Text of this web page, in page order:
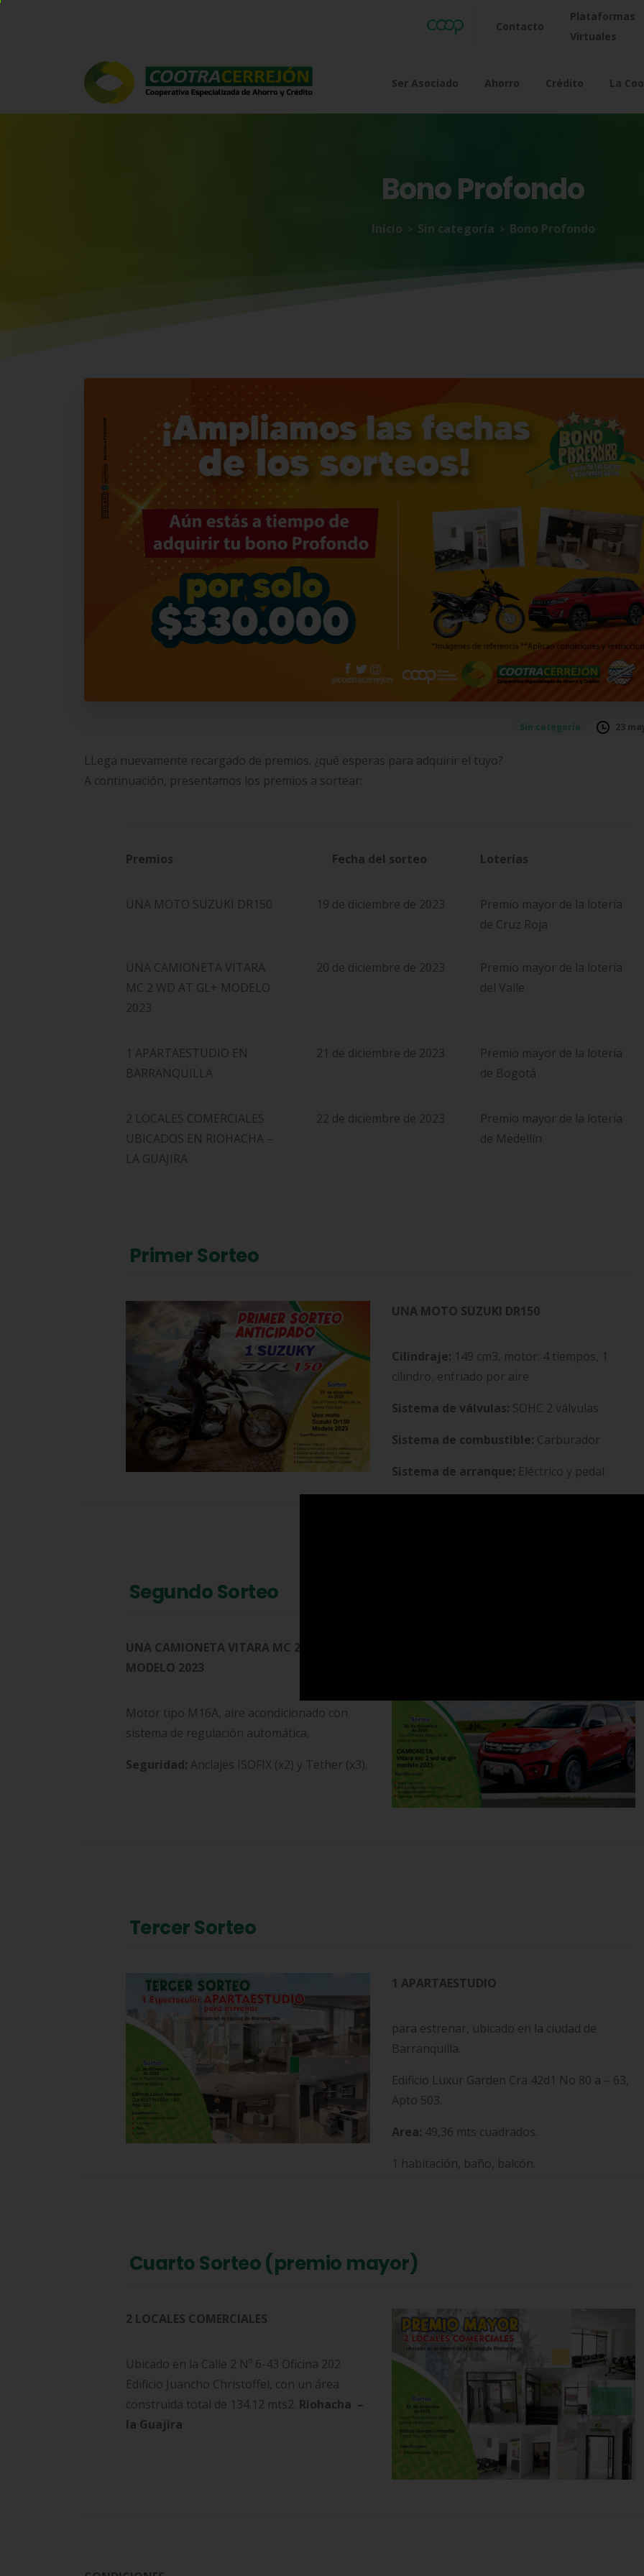
Contacto
Plataformas
Virtuales
Ser Asociado Ahorro Crédito La
BonoProfondo
Inicio Sin categoría Bono Profondo
Sin categoría 23
LLega nuevamente recargado de premios. ¿qué esperas para adquirir el tuyo?
A continuación, presentamos los premios a sortear:
Premios Fecha del sorteo Loterías
UNA MOTO SUZUKI DR150 19 de diciembre de 2023
Premio mayor de la lotería
de Cruz Roja
UNA CAMIONETA VITARA
MC 2 WD AT GL+ MODELO
2023
20 de diciembre de 2023
Premio mayor de la lotería
del Valle
1 APARTAESTUDIO EN
BARRANQUILLA
21 de diciembre de 2023
Premio mayor de la lotería
de Bogotá
2 LOCALES COMERCIALES
UBICADOS EN RIOHACHA –
LA GUAJIRA
22 de diciembre de 2023
Premio mayor de la lotería
de Medellín
Primer Sorteo
UNA MOTO SUZUKI DR150
Cilindraje: 149 cm3, motor: 4 tiempos, 1
cilindro, enfriado por aire
Sistema de válvulas: SOHC 2 válvulas
Sistema de combustible: Carburador
Sistema de arranque: Eléctrico y pedal
Segundo Sorteo
UNA CAMIONETAVITARA MC 2 WD AT GL+
MODELO 2023
Motor tipo M16A, aire acondicionado con
sistema de regulación automática,
Seguridad: Anclajes ISOFIX (x2) y Tether (x3).
Tercer Sorteo
1 APARTAESTUDIO
para estrenar, ubicado en la ciudad de
Barranquilla.
Edificio Luxur Garden Cra 42d1 No 80 a – 63,
Apto 503.
Area: 49,36 mts cuadrados.
1 habitación, baño, balcón.
Cuarto Sorteo (premio mayor)
2 LOCALES COMERCIALES
Ubicado en la Calle 2 Nº 6-43 Oficina 202
Edificio Juancho Christoffel, con un área
construida total de 134.12 mts2. Riohacha –
la Guajira